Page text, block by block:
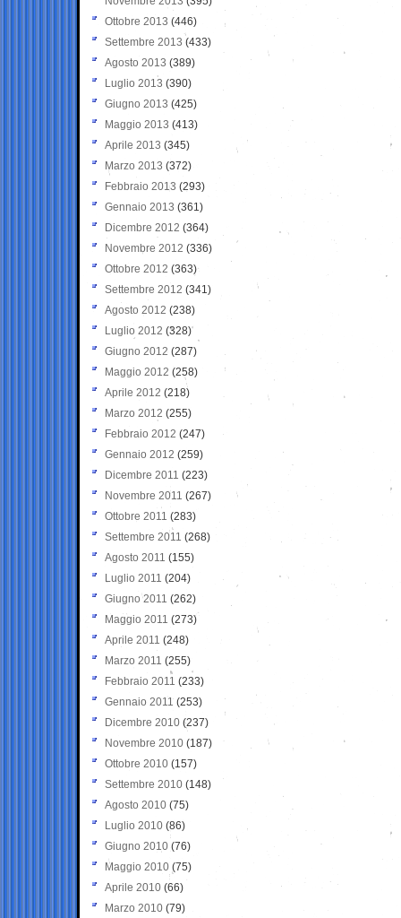
Ottobre 2013 (446)
Settembre 2013 (433)
Agosto 2013 (389)
Luglio 2013 (390)
Giugno 2013 (425)
Maggio 2013 (413)
Aprile 2013 (345)
Marzo 2013 (372)
Febbraio 2013 (293)
Gennaio 2013 (361)
Dicembre 2012 (364)
Novembre 2012 (336)
Ottobre 2012 (363)
Settembre 2012 (341)
Agosto 2012 (238)
Luglio 2012 (328)
Giugno 2012 (287)
Maggio 2012 (258)
Aprile 2012 (218)
Marzo 2012 (255)
Febbraio 2012 (247)
Gennaio 2012 (259)
Dicembre 2011 (223)
Novembre 2011 (267)
Ottobre 2011 (283)
Settembre 2011 (268)
Agosto 2011 (155)
Luglio 2011 (204)
Giugno 2011 (262)
Maggio 2011 (273)
Aprile 2011 (248)
Marzo 2011 (255)
Febbraio 2011 (233)
Gennaio 2011 (253)
Dicembre 2010 (237)
Novembre 2010 (187)
Ottobre 2010 (157)
Settembre 2010 (148)
Agosto 2010 (75)
Luglio 2010 (86)
Giugno 2010 (76)
Maggio 2010 (75)
Aprile 2010 (66)
Marzo 2010 (79)